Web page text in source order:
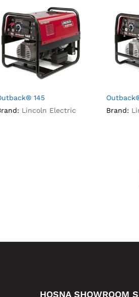
145
Lincoln Electric
Brand:
HOSNA SHOWROOM